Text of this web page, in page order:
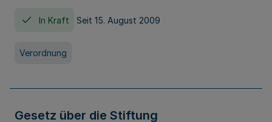
In Kraft Seit 15. August 2009
Verordnung
Gesetz über die Stiftung